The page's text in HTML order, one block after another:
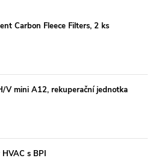
Carbon Fleece Filters, 2 ks
V mini A12, rekuperační jednotka
s BPI